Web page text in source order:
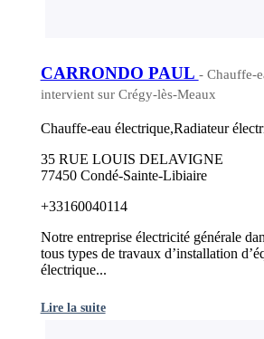
CARRONDO PAUL - Chauffe-
intervient sur Crégy-lès-Meaux
Chauffe-eau électrique,Radiateur
35 RUE LOUIS DELAVIGNE
77450 Condé-Sainte-Libiaire
+33160040114
Notre entreprise électricité générale
tous types de travaux d’installation
électrique...
Lire la suite